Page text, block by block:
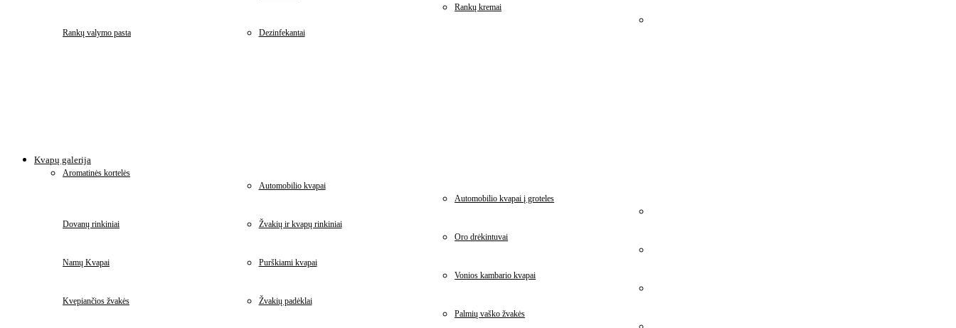
Rankų kremai
Rankų valymo pasta Dezinfekantai
Kvapų galerija
Aromatinės kortelės
Automobilio kvapai
Automobilio kvapai į groteles
Dovanų rinkiniai
Žvakių ir kvapų rinkiniai
Oro drėkintuvai
Namų Kvapai
Purškiami kvapai
Vonios kambario kvapai
Kvepiančios žvakės
Žvakių padėklai
Palmių vaško žvakės